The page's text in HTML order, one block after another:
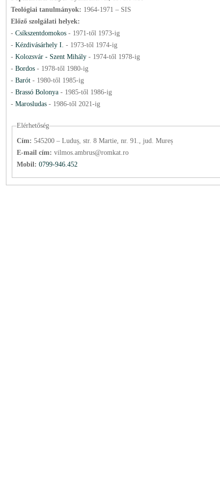
Teológiai tanulmányok: 1964-1971 – SIS
Előző szolgálati helyek:
- Csíkszentdomokos - 1971-től 1973-ig
- Kézdivásárhely I. - 1973-től 1974-ig
- Kolozsvár - Szent Mihály- 1974-től 1978-ig
- Bordos- 1978-től 1980-ig
- Barót - 1980-től 1985-ig
- Brassó Bolonya- 1985-től 1986-ig
- Marosludas - 1986-től 2021-ig
Elérhetőség
Cím: 545200 – Luduș, str. 8 Martie, nr. 91., jud. Mureș
E-mail cím: vilmos.ambrus@romkat.ro
Mobil: 0799-946.452